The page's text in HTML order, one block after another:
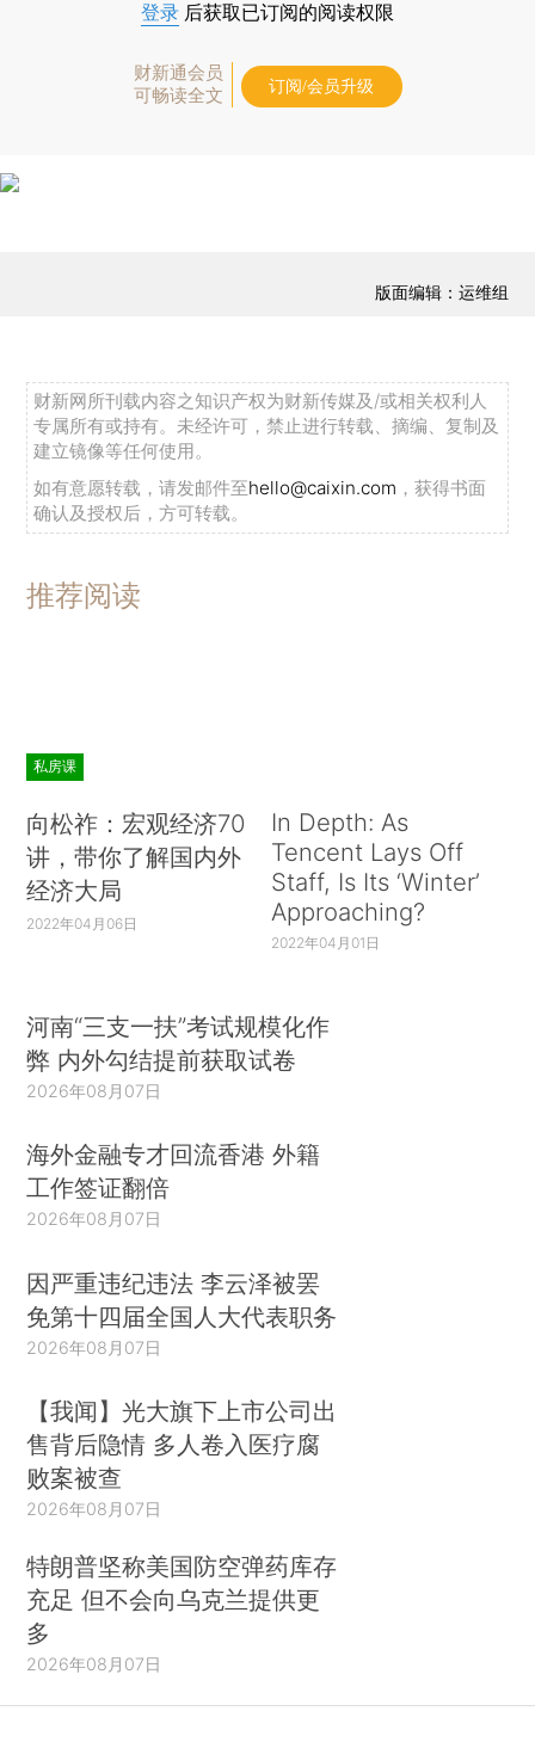
登录 后获取已订阅的阅读权限
财新通会员
可畅读全文
订阅/会员升级
版面编辑：运维组
财新网所刊载内容之知识产权为财新传媒及/或相关权利人
专属所有或持有。未经许可，禁止进行转载、摘编、复制及
建立镜像等任何使用。
如有意愿转载，请发邮件至hello@caixin.com ，获得书面
确认及授权后，方可转载。
推荐阅读
私房课
向松祚：宏观经济70
讲，带你了解国内外
经济大局
2022年04月06日
In Depth: As
Tencent Lays Off
Staff, Is Its ‘Winter’
Approaching?
2022年04月01日
河南“三支一扶”考试规模化作
弊 内外勾结提前获取试卷
2026年08月07日
海外金融专才回流香港 外籍
工作签证翻倍
2026年08月07日
因严重违纪违法 李云泽被罢
免第十四届全国人大代表职务
2026年08月07日
【我闻】光大旗下上市公司出
售背后隐情 多人卷入医疗腐
败案被查
2026年08月07日
特朗普坚称美国防空弹药库存
充足 但不会向乌克兰提供更
多
2026年08月07日